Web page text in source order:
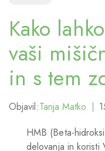
Kako
vaši
in s tem
Objavil:Tanja Matko
HMB (Beta-
delovanja in koristi